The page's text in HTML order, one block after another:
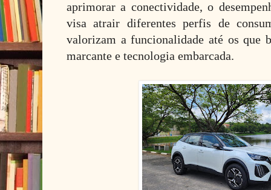
aprimorar a conectividade, o
visa atrair diferentes perfis de
valorizam a funcionalidade até os que
marcante e tecnologia embarcada.